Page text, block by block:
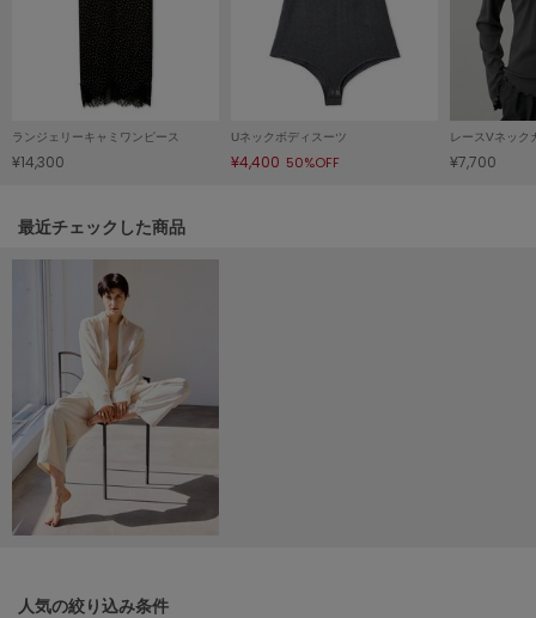
Mila Owen
ミラオーウェン
モワージュ
MUCHA
NEW Balance
ニューバランス
NIKE
ナイキ
NOWNS
ナウンス
ランジェリーキャミワンピース
¥14,300
Uネックボディスーツ
¥4,400 50%OFF
レースVネック
¥7,700
関連記事
最近チェックした商品
人気の絞り込み条件